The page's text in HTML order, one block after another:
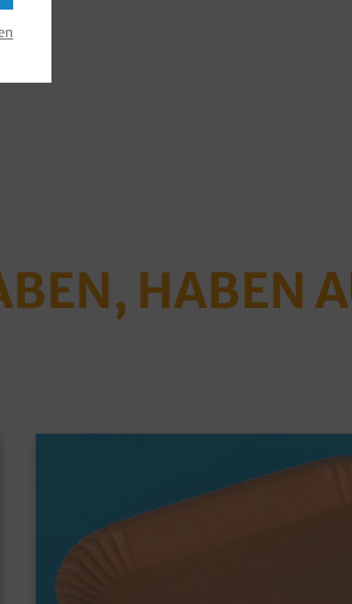
HABEN